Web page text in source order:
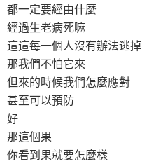
都一定要經由什麼
經過生老病死嘛
這這每一個人沒有辦法逃掉
那我們不怕它來
但來的時候我們怎麼應對
甚至可以預防
好
那這個果
你看到果就要怎麼樣